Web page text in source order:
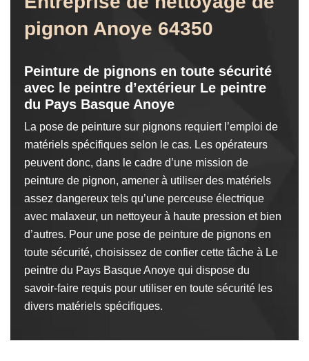
pignon Anoye 64350
Peinture de pignons en toute sécurité
avec le peintre d’extérieur Le peintre
du Pays Basque Anoye
La pose de peinture sur pignons requiert l’emploi de
matériels spécifiques selon le cas. Les opérateurs
peuvent donc, dans le cadre d’une mission de
peinture de pignon, amener à utiliser des matériels
assez dangereux tels qu’une perceuse électrique
avec malaxeur, un nettoyeur à haute pression et bien
d’autres. Pour une pose de peinture de pignons en
toute sécurité, choisissez de confier cette tâche à Le
peintre du Pays Basque Anoye qui dispose du
savoir-faire requis pour utiliser en toute sécurité les
divers matériels spécifiques.